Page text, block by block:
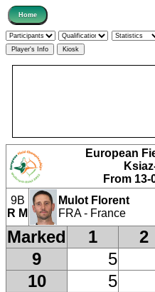
European
From 13-
9B
R M
Mulot Florent
FRA - France
Marked 1 2
9
5
10
5